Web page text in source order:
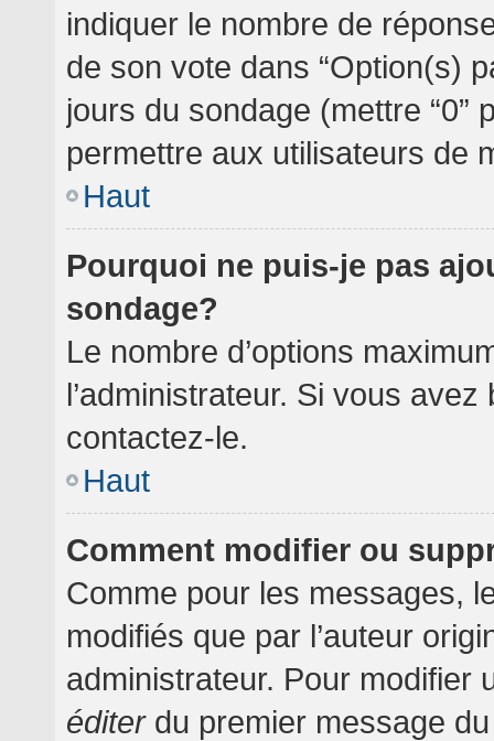
indiquer le nombre de
de son vote dans “Option(s)
jours du sondage (mettre “0”
permettre aux utilisateurs de
Haut
Pourquoi ne puis-je pas
sondage?
Le nombre d’options
l’administrateur. Si vous
contactez-le.
Haut
Comment modifier ou
Comme pour les messages,
modifiés que par l’auteur
administrateur. Pour modifier
éditerdu premier message